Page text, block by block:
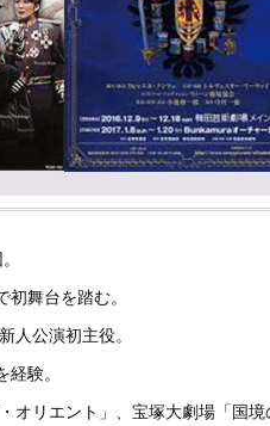
舞台を踏む。
公演初主役。
験。
オリエント」、宝塚大劇場「国